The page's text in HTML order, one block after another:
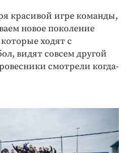
красивой игре команды,
новое поколение
ходят с
видят совсем другой
смотрели когда-